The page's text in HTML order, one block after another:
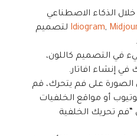
الذكاء الاصطناعي
Idiogram,
لتصميم
في التصميم كاللون،
إنشاء افاتار.
الصورة على فم يتحرك، قم
أو مواقع الخلفيات
تحريك الخلفية